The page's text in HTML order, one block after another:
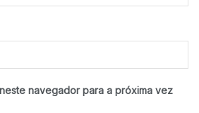
navegador para a próxima vez